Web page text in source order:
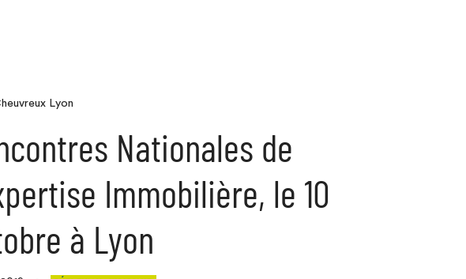
Lyon
Nationales de
Immobilière, le 10
à Lyon